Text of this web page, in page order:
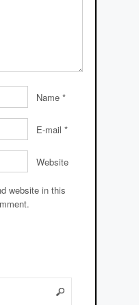
Name *
E-mail *
Website
website in this